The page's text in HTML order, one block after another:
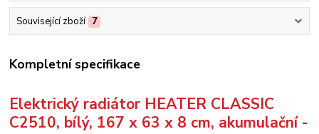
Související zboží 7
Kompletní specifikace
Elektrický radiátor HEATER CLASSIC
C2510, bílý, 167 x 63 x 8 cm, akumulační -